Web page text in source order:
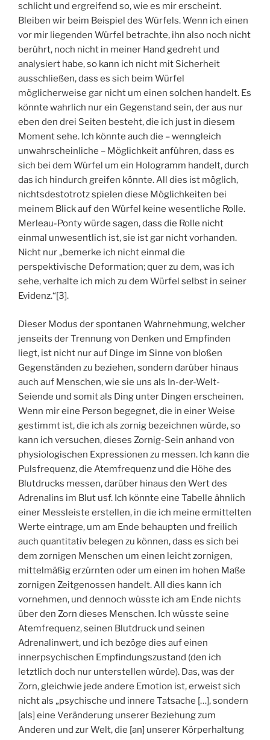
schlicht und ergreifend so, wie es mir erscheint.
Bleiben wir beim Beispiel des Würfels. Wenn ich einen
vor mir liegenden Würfel betrachte, ihn also noch nicht
berührt, noch nicht in meiner Hand gedreht und
analysiert habe, so kann ich nicht mit Sicherheit
ausschließen, dass es sich beim Würfel
möglicherweise gar nicht um einen solchen handelt. Es
könnte wahrlich nur ein Gegenstand sein, der aus nur
eben den drei Seiten besteht, die ich just in diesem
Moment sehe. Ich könnte auch die – wenngleich
unwahrscheinliche – Möglichkeit anführen, dass es
sich bei dem Würfel um ein Hologramm handelt, durch
das ich hindurch greifen könnte. All dies ist möglich,
nichtsdestotrotz spielen diese Möglichkeiten bei
meinem Blick auf den Würfel keine wesentliche Rolle.
Merleau-Ponty würde sagen, dass die Rolle nicht
einmal unwesentlich ist, sie ist gar nicht vorhanden.
Nicht nur „bemerke ich nicht einmal die
perspektivische Deformation; quer zu dem, was ich
sehe, verhalte ich mich zu dem Würfel selbst in seiner
Evidenz.“[3].
Dieser Modus der spontanen Wahrnehmung, welcher
jenseits der Trennung von Denken und Empfinden
liegt, ist nicht nur auf Dinge im Sinne von bloßen
Gegenständen zu beziehen, sondern darüber hinaus
auch auf Menschen, wie sie uns als In-der-Welt-
Seiende und somit als Ding unter Dingen erscheinen.
Wenn mir eine Person begegnet, die in einer Weise
gestimmt ist, die ich als zornig bezeichnen würde, so
kann ich versuchen, dieses Zornig-Sein anhand von
physiologischen Expressionen zu messen. Ich kann die
Pulsfrequenz, die Atemfrequenz und die Höhe des
Blutdrucks messen, darüber hinaus den Wert des
Adrenalins im Blut usf. Ich könnte eine Tabelle ähnlich
einer Messleiste erstellen, in die ich meine ermittelten
Werte eintrage, um am Ende behaupten und freilich
auch quantitativ belegen zu können, dass es sich bei
dem zornigen Menschen um einen leicht zornigen,
mittelmäßig erzürnten oder um einen im hohen Maße
zornigen Zeitgenossen handelt. All dies kann ich
vornehmen, und dennoch wüsste ich am Ende nichts
über den Zorn dieses Menschen. Ich wüsste seine
Atemfrequenz, seinen Blutdruck und seinen
Adrenalinwert, und ich bezöge dies auf einen
innerpsychischen Empfindungszustand (den ich
letztlich doch nur unterstellen würde). Das, was der
Zorn, gleichwie jede andere Emotion ist, erweist sich
nicht als „psychische und innere Tatsache […], sondern
[als] eine Veränderung unserer Beziehung zum
Anderen und zur Welt, die [an] unserer Körperhaltung